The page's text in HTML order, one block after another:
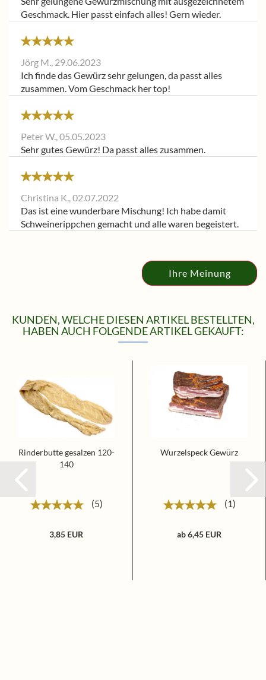
Geschmack. Hier passt einfach alles! Gern wieder.
Jörg M., 29.06.2023
Ich finde das Gewürz sehr gelungen, da passt alles
zusammen. Vom Geschmack her top!
Peter W.,05.05.2023
Sehr gutes Gewürz! Da passt alles zusammen.
Christina K.,02.07.2022
Das ist eine wunderbare Mischung! Ich habe damit
Schweinerippchen gemacht und alle waren begeistert.
Ihre Meinung
KUNDEN, WELCHE DIESEN ARTIKEL BESTELLTEN,
HABEN AUCH FOLGENDE ARTIKEL GEKAUFT:
Rinderbutte gesalzen 120-
140
5
3,85 EUR
Wurzelspeck Gewürz
1
ab 6,45 EUR